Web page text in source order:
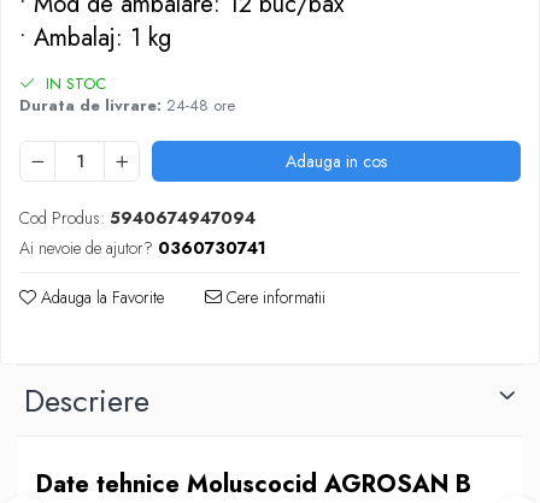
Cazmale si lopeti
Ferastraie de mana
Foarfeci de gradina
Greble
Sape si sapaligi
Unelte mici de mana
• Ambalaj: 1 kg
IN STOC
Durata de livrare: 24-48 ore
Adauga in cos
Cod Produs: 5940674947094
Ai nevoie de ajutor? 0360730741
Adauga la Favorite Cere informatii
Descriere
Date tehnice Moluscocid AGROSAN B